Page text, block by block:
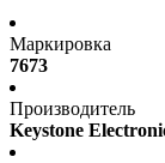
Маркировка
7673
Производитель
Keystone